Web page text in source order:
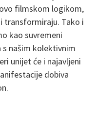
filmskom logikom,
transformiraju. Tako i
kao suvremeni
s našim kolektivnim
unijet će i najavljeni
dobiva